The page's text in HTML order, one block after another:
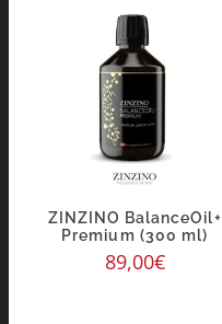
ZINZINO BalanceOil+
Premium (300 ml)
89,00€